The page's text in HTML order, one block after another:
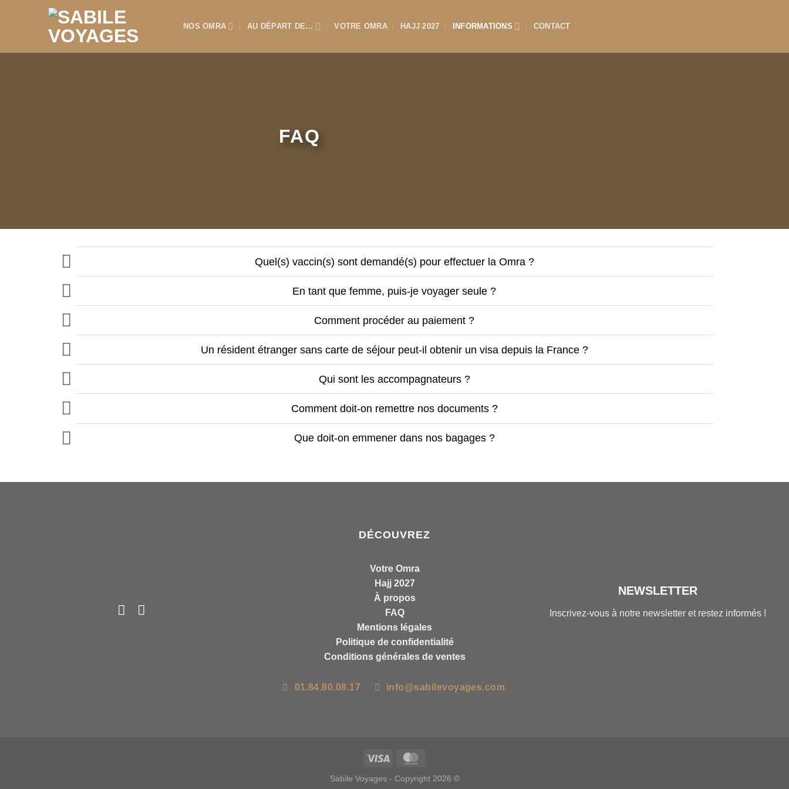
NOS OMRA AU DÉPART DE… VOTRE OMRA HAJJ 2027 INFORMATIONS CONTACT
FAQ
Quel(s) vaccin(s) sont demandé(s) pour effectuer la Omra ?
En tant que femme, puis-je voyager seule ?
Comment procéder au paiement ?
Un résident étranger sans carte de séjour peut-il obtenir un visa depuis la France ?
Qui sont les accompagnateurs ?
Comment doit-on remettre nos documents ?
Que doit-on emmener dans nos bagages ?
DÉCOUVREZ
Votre Omra
Hajj 2027
À propos
FAQ
Mentions légales
Politique de confidentialité
Conditions générales de ventes
01.84.80.08.17 info@sabilevoyages.com
NEWSLETTER
Inscrivez-vous à notre newsletter et restez informés !
Sabile Voyages - Copyright 2026 ©